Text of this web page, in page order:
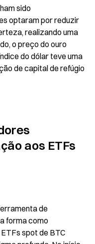
sido
optaram por reduzir
realizando uma
o preço do ouro
do dólar teve uma
de capital de refúgio
aos ETFs
de
forma como
spot de BTC